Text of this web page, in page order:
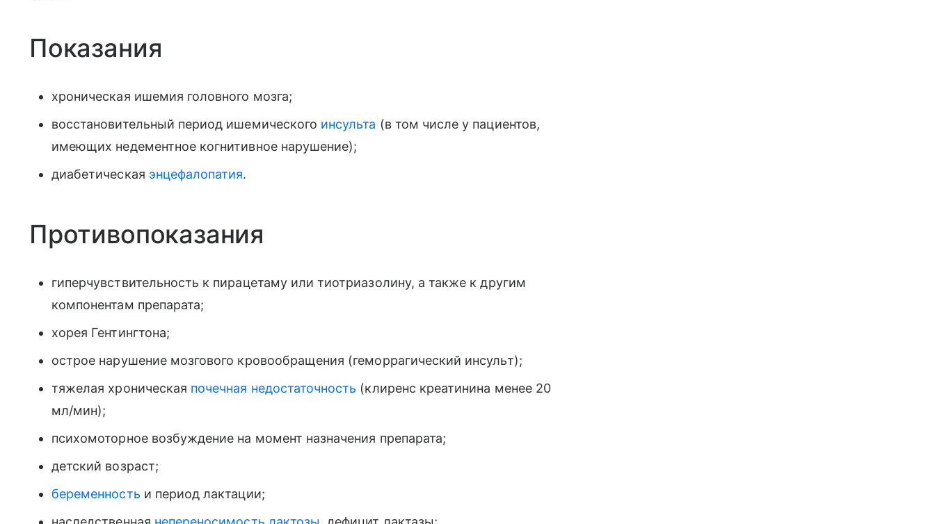
Показания
хроническая ишемия головного мозга;
восстановительный период ишемического инсульта (в том числе у пациентов,
имеющих недементное когнитивное нарушение);
диабетическая энцефалопатия.
Противопоказания
гиперчувствительность к пирацетаму или тиотриазолину, а также к другим
компонентам препарата;
хорея Гентингтона;
острое нарушение мозгового кровообращения (геморрагический инсульт);
тяжелая хроническая почечная недостаточность (клиренс креатинина менее 20
мл/мин);
психомоторное возбуждение на момент назначения препарата;
детский возраст;
беременность и период лактации;